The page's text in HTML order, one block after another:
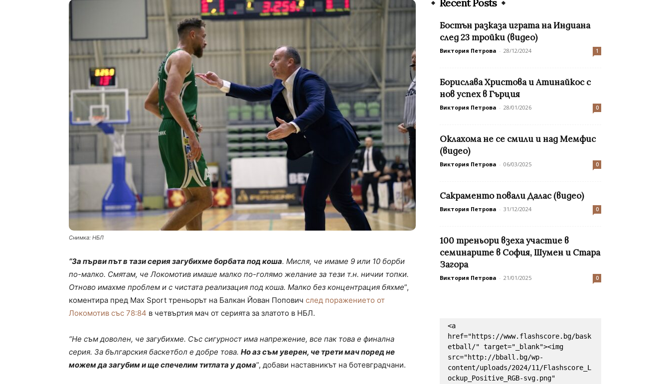
Снимка: НБЛ
“За първи път в тази серия загубихме борбата под коша. Мисля, че имаме 9 или 10 борби
по-малко. Смятам, че Локомотив имаше малко по-голямо желание за тези т.н. ничии топки.
Отново имахме проблем и с чистата реализация под коша. Малко без концентрация бяхме”,
коментира пред Max Sport треньорът на Балкан Йован Попович след поражението от
Локомотив със 78:84 в четвъртия мач от серията за златото в НБЛ.
“Не съм доволен, че загубихме. Със сигурност има напрежение, все пак това е финална
серия. За българския баскетбол е добре това. Но аз съм уверен, че трети мач поред не
можем да загубим и ще спечелим титлата у дома”, добави наставникът на ботевградчани.
Recent Posts
Бостън разказа играта на Индиана
след 23 тройки (видео)
Виктория Петрова - 28/12/2024 1
Борислава Христова и Атинайкос с
нов успех в Гърция
Виктория Петрова - 28/01/2026 0
Оклахома не се смили и над Мемфис
(видео)
Виктория Петрова - 06/03/2025 0
Сакраменто повали Далас (видео)
Виктория Петрова - 31/12/2024 0
100 треньори взеха участие в
семинарите в София, Шумен и Стара
Загора
Виктория Петрова - 21/01/2025 0
<a
href="https://www.flashscore.bg/bask
etball/" target="_blank"><img
src="http://bball.bg/wp-
content/uploads/2024/11/Flashscore_L
ockup_Positive_RGB-svg.png"